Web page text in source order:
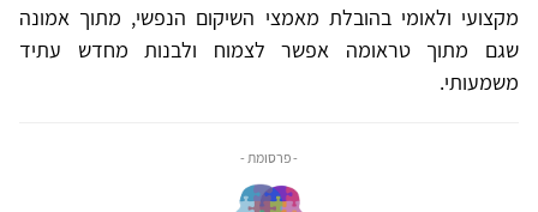
מקצועי ולאומי בהובלת מאמצי השיקום הנפשי, מתוך אמונה
שגם מתוך טראומה אפשר לצמוח ולבנות מחדש עתיד
משמעותי.
- פרסומת -